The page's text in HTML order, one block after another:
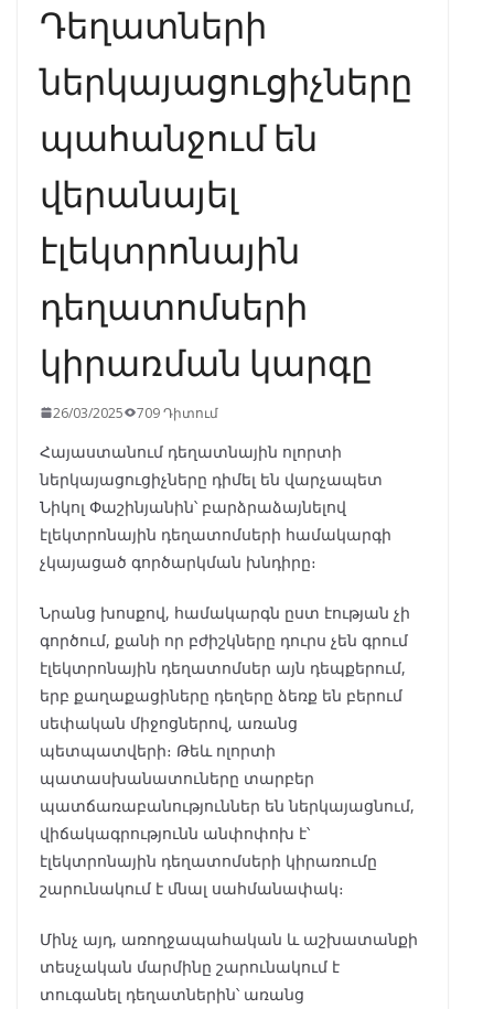
Դեղատների
ներկայացուցիչները
պահանջում են
վերանայել
էլեկտրոնային
դեղատոմսերի
կիրառման կարգը
26/03/2025 709 Դիտում
Հայաստանում դեղատնային ոլորտի
ներկայացուցիչները դիմել են վարչապետ
Նիկոլ Փաշինյանին՝ բարձրաձայնելով
էլեկտրոնային դեղատոմսերի համակարգի
չկայացած գործարկման խնդիրը։
Նրանց խոսքով, համակարգն ըստ էության չի
գործում, քանի որ բժիշկները դուրս չեն գրում
էլեկտրոնային դեղատոմսեր այն դեպքերում,
երբ քաղաքացիները դեղերը ձեռք են բերում
սեփական միջոցներով, առանց
պետպատվերի։ Թեև ոլորտի
պատասխանատուները տարբեր
պատճառաբանություններ են ներկայացնում,
վիճակագրությունն անփոփոխ է՝
էլեկտրոնային դեղատոմսերի կիրառումը
շարունակում է մնալ սահմանափակ։
Մինչ այդ, առողջապահական և աշխատանքի
տեսչական մարմինը շարունակում է
տուգանել դեղատներին՝ առանց